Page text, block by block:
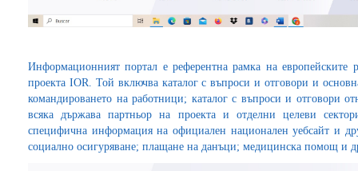
Информационният портал е референтна рамка на европейските
проекта IOR. Той включва каталог с въпроси и отговори и
командироването на работници; каталог с въпроси и отговори
всяка държава партньор на проекта и отделни целеви
специфична информация на официален национален уебсайт и
социално осигуряване; плащане на данъци; медицинска помощ и